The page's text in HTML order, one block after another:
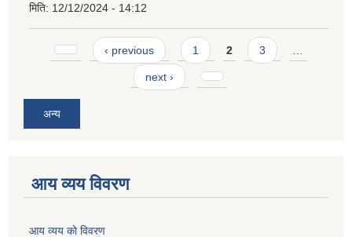
मिति: 12/12/2024 - 14:12
Pages ‹ previous 1 2 3 …
next ›
अन्य
आय व्यय विवरण
आय व्यय को विवरण